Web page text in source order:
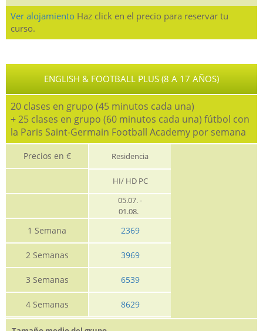
Ver alojamiento Haz click en el precio para reservar tu
curso.
ENGLISH & FOOTBALL PLUS (8 A 17 AÑOS)
20 clases en grupo (45 minutos cada una)
+ 25 clases en grupo (60 minutos cada una) fútbol con
la Paris Saint-Germain Football Academy por semana
Precios en € Residencia
HI/ HD PC
05.07. -
01.08.
1 Semana 2369
2 Semanas 3969
3 Semanas 6539
4 Semanas 8629